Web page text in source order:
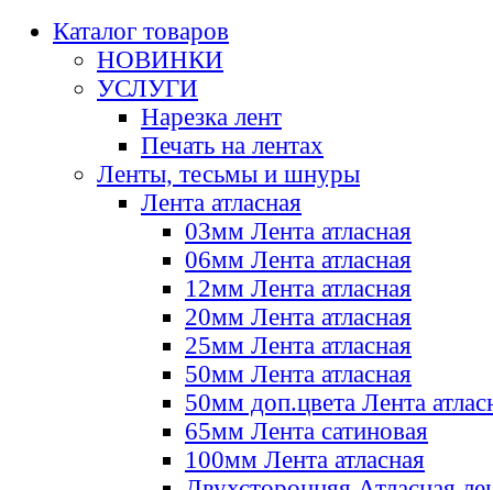
Каталог товаров
НОВИНКИ
УСЛУГИ
Нарезка лент
Печать на лентах
Ленты, тесьмы и шнуры
Лента атласная
03мм Лента атласная
06мм Лента атласная
12мм Лента атласная
20мм Лента атласная
25мм Лента атласная
50мм Лента атласная
50мм доп.цвета Лента
65мм Лента сатиновая
100мм Лента атласная